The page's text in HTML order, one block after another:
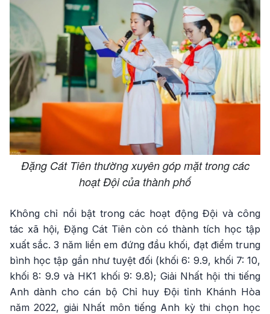
Đặng Cát Tiên thường xuyên góp mặt trong các
hoạt Đội của thành phố
Không chỉ nổi bật trong các hoạt động Đội và công
tác xã hội, Đặng Cát Tiên còn có thành tích học tập
xuất sắc. 3 năm liền em đứng đầu khối, đạt điểm trung
bình học tập gần như tuyệt đối (khối 6: 9.9, khối 7: 10,
khối 8: 9.9 và HK1 khối 9: 9.8); Giải Nhất hội thi tiếng
Anh dành cho cán bộ Chỉ huy Đội tỉnh Khánh Hòa
năm 2022, giải Nhất môn tiếng Anh kỳ thi chọn học